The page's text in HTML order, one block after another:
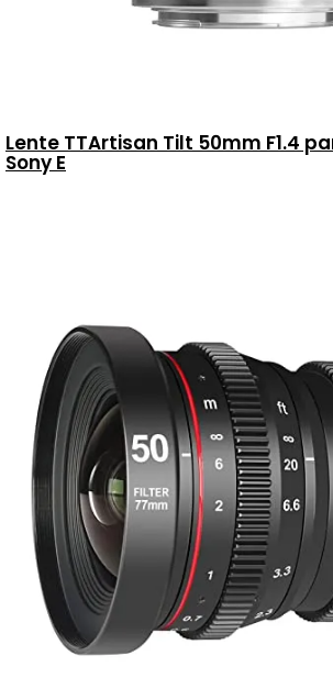
Lente TTArtisan Tilt 50mm F1.4
Sony E